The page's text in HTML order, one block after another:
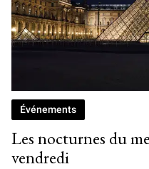
Les nocturnes du
vendredi
Événements